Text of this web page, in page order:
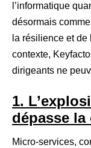
l’informatique
désormais
la résilience et
contexte,
dirigeants ne
1.
dépasse
Micro-services,